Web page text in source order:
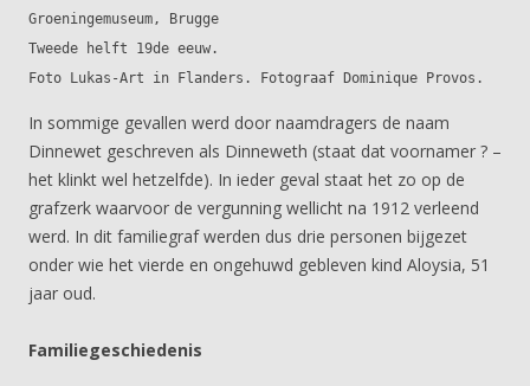
Groeningemuseum, Brugge
Tweede helft 19de eeuw.
Foto Lukas-Art in Flanders. Fotograaf Dominique Provos.
In sommige gevallen werd door naamdragers de naam
Dinnewet geschreven als Dinneweth (staat dat voornamer ? –
het klinkt wel hetzelfde). In ieder geval staat het zo op de
grafzerk waarvoor de vergunning wellicht na 1912 verleend
werd. In dit familiegraf werden dus drie personen bijgezet
onder wie het vierde en ongehuwd gebleven kind Aloysia, 51
jaar oud.
Familiegeschiedenis